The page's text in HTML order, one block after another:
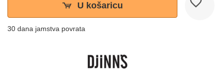
U košaricu
30 dana jamstva povrata